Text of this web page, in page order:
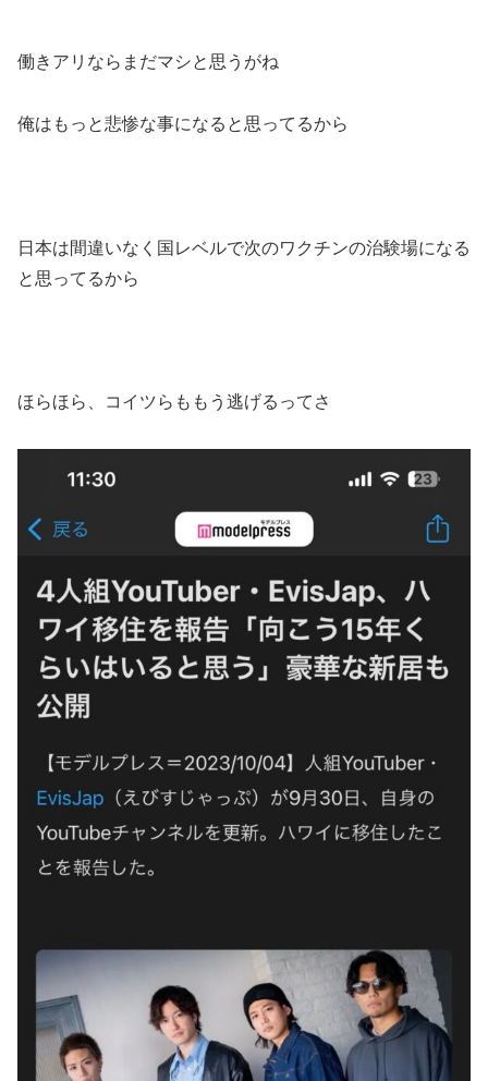
働きアリならまだマシと思うがね
俺はもっと悲惨な事になると思ってるから
日本は間違いなく国レベルで次のワクチンの治験場になる
と思ってるから
ほらほら、コイツらももう逃げるってさ